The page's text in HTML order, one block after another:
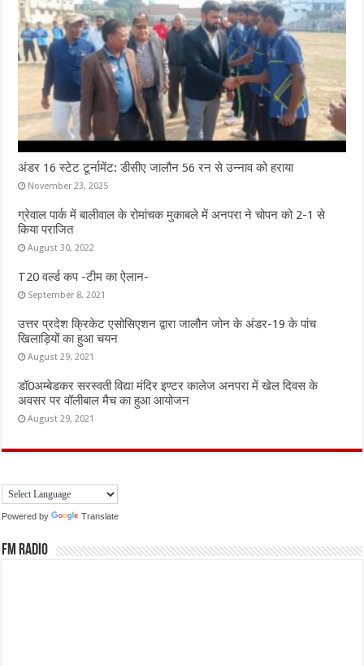
अंडर 16 स्टेट टूर्नामेंट: डीसीए जालौन 56 रन से उन्नाव को हराया
November 23, 2025
ग्रेवाल पार्क में बालीवाल के रोमांचक मुकाबले में अनपरा ने चोपन को 2-1 से
किया पराजित
August 30, 2022
T20 वर्ल्ड कप -टीम का ऐलान-
September 8, 2021
उत्तर प्रदेश क्रिकेट एसोसिएशन द्वारा जालौन जोन के अंडर-19 के पांच
खिलाड़ियों का हुआ चयन
August 29, 2021
डॉ0अम्बेडकर सरस्वती विद्या मंदिर इण्टर कालेज अनपरा में खेल दिवस के
अवसर पर वॉलीबाल मैच का हुआ आयोजन
August 29, 2021
Powered by Translate
FM Radio